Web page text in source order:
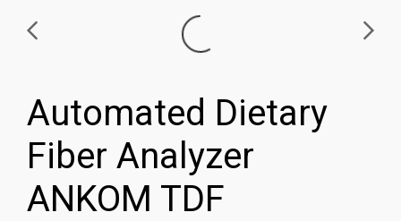
Automated Dietary
Fiber Analyzer
ANKOM TDF